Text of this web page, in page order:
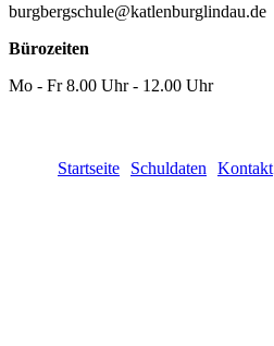
burgbergschule@katlenburglindau.de
Bürozeiten
Mo - Fr 8.00 Uhr - 12.00 Uhr
Startseite Schuldaten Kontakt